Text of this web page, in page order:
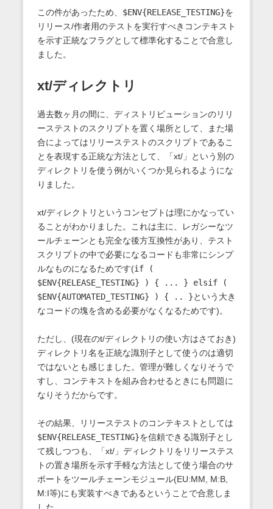
この件があったため、 $ENV{RELEASE_TESTING}を
リリース/作者用のテストを実行すべきコンテキスト
を示す正統なフラグとして標準化することで合意し
ました。
xt/ディレクトリ
過去数ヶ月の間に、ディストリビューションのリリ
ーステストのスクリプトを置く場所として、また場
合によってはリリーステストのスクリプトであるこ
とを表現する正統な方法として、「xt/」という別の
ディレクトリを使う例がいくつか見られるようにな
りました。
xt/ディレクトリというコンセプトは理にかなってい
ることがわかりました。これは主に、レガシーなツ
ールチェーンとも完全な後方互換性があり、テスト
スクリプトの中で必要になるコードも非常にシンプ
ルなものになるためです(if (
$ENV{RELEASE_TESTING} ) { ... } elsif (
$ENV{AUTOMATED_TESTING} ) { .. }という大き
なコードの塊を含める必要がなくなるためです)。
ただし、(現在のt/ディレクトリの使い方はさておき)
ディレクトリ名を正統な識別子として使うのは適切
ではないとも感じました。管理が難しくなりそうで
すし、コンテキストを組み合わせるときにも問題に
なりそうだからです。
その結果、リリーステストのコンテキストとしては
$ENV{RELEASE_TESTING}を信頼できる識別子とし
て残しつつも、「xt/」ディレクトリをリリーステス
トの置き場所を示す手軽な方法として使う場合のサ
ポートをツールチェーンモジュール(EU:MM, M:B,
M:I等)にも実装すべきであるということで合意しま